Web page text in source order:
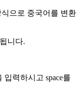
으로 중국어를 변환
니다.
입력하시고 space를